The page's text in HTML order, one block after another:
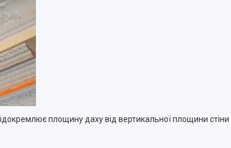
площину даху від вертикальної площини